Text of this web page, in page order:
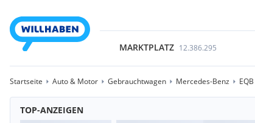
MARKTPLATZ 12.386.295
Startseite Auto & Motor Gebrauchtwagen Mercedes-Benz EQB
TOP-ANZEIGEN